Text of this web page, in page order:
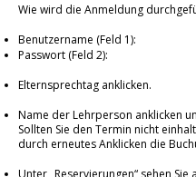
Wie wird die Anmeldung
Benutzername (Feld 1):
Passwort (Feld 2):
Elternsprechtag anklicken.
Name der Lehrperson anklicken
Sollten Sie den Termin nicht
durch erneutes Anklicken die
Unter „Reservierungen“ sehen Sie